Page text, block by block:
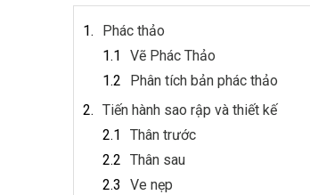
Phác thảo
Vẽ Phác Thảo
Phân tích bản phác thảo
Tiến hành sao rập và thiết kế
Thân trước
Thân sau
Ve nẹp